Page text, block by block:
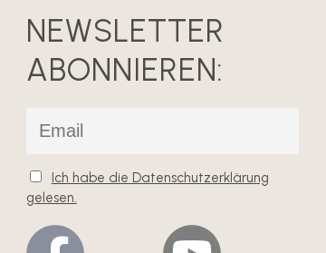
NEWSLETTER
ABONNIEREN:
Ich habe die Datenschutzerklärung
gelesen.